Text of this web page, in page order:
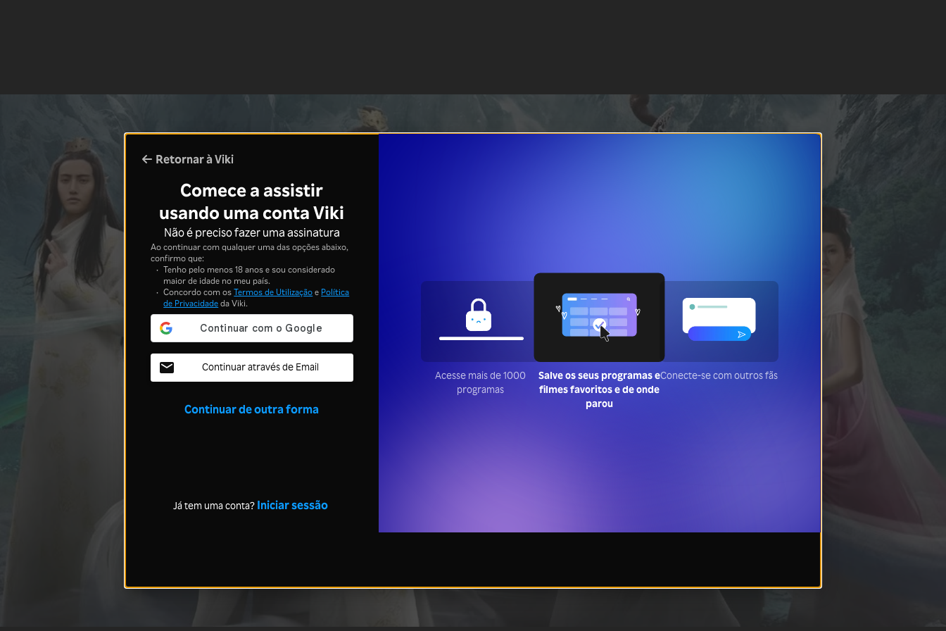
Retornar à Viki
Comece a assistir
usando uma conta Viki
Não é preciso fazer uma assinatura
Ao continuar com qualquer uma das opções abaixo,
confirmo que:
Tenho pelo menos 18 anos e sou considerado
maior de idade no meu país.
Concordo com osTermos de Utilizaçãoe Política
de Privacidadeda Viki.
Continuar através de Email
Continuar de outra forma
Já tem uma conta? Iniciar sessão
Acesse mais de 1000
programas
Salve os seus programas e
filmes favoritos e de onde
parou
Conecte-se com outros fãs